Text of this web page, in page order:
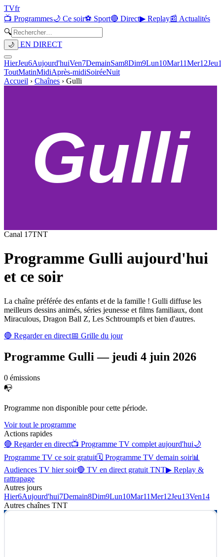
TVfr
📺 Programmes🌙 Ce soir⚽ Sport🔴 Direct▶ Replay📰 Actualités
🔍
🌙 EN DIRECT
HierJeu6Aujourd'huiVen7DemainSam8Dim9Lun10Mar11Mer12Jeu
ToutMatinMidiAprès-midiSoiréeNuit
Accueil › Chaînes › Gulli
Canal 17TNT
Programme Gulli aujourd'hui
et ce soir
La chaîne préférée des enfants et de la famille ! Gulli diffuse les
meilleurs dessins animés, séries jeunesse et films familiaux, dont
Miraculous, Dragon Ball Z, Les Schtroumpfs et bien d'autres.
🔴 Regarder en direct📅 Grille du jour
Programme Gulli — jeudi 4 juin 2026
0 émissions
📭
Programme non disponible pour cette période.
Voir tout le programme
Actions rapides
🔴 Regarder en direct📺 Programme TV complet aujourd'hui🌙
Programme TV ce soir gratuit🗓 Programme TV demain soir📊
Audiences TV hier soir🔴 TV en direct gratuit TNT▶ Replay &
rattrapage
Autres jours
Hier6Aujourd'hui7Demain8Dim9Lun10Mar11Mer12Jeu13Ven14
Autres chaînes TNT